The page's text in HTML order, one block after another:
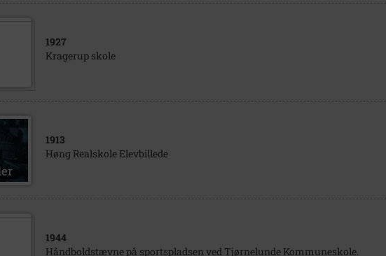
1927
Kragerup skole
1913
Høng Realskole Elevbillede
1944
Håndboldstævne på sportspladsen ved Tjørnelunde Kommuneskole.